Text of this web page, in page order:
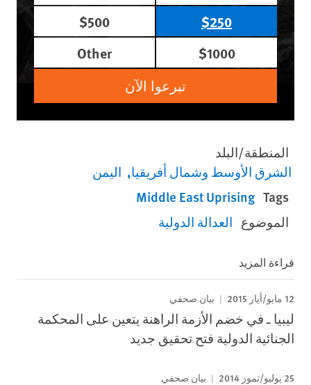
$250
$500
$1000
Other
تبرعوا الآن
المنطقة/البلد
الشرق الأوسط وشمال أفريقيا اليمن
Tags
Middle East Uprising
الموضوع العدالة الدولية
قراءة المزيد
12 مايو/أيار 2015 بيان صحفي
ليبيا ـ في خضم الأزمة الراهنة يتعين على المحكمة
الجنائية الدولية فتح تحقيق جديد
25 يوليو/تموز 2014 بيان صحفي